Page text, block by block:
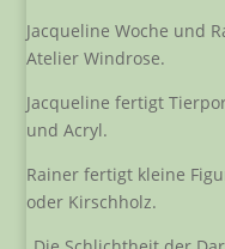
Jacqueline Woche und
Atelier Windrose.
Jacqueline fertigt
und Acryl.
Rainer fertigt kleine
oder Kirschholz.